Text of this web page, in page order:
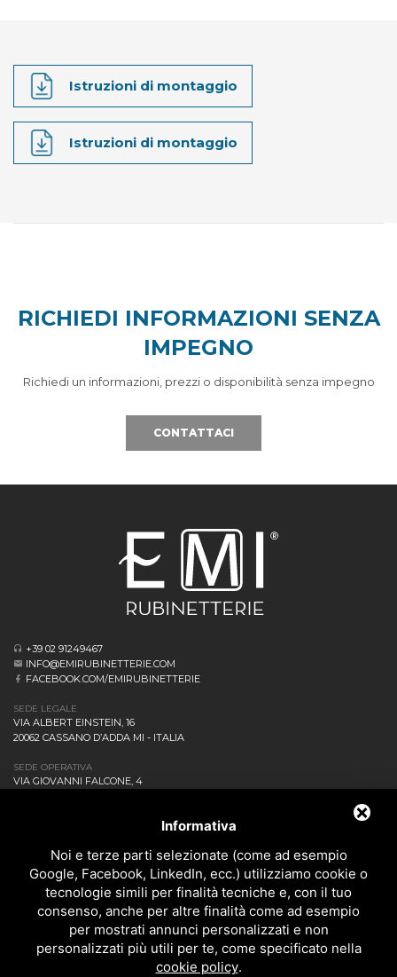
Istruzioni di montaggio
Istruzioni di montaggio
RICHIEDI INFORMAZIONI SENZA
IMPEGNO
Richiedi un informazioni, prezzi o disponibilità senza impegno
CONTATTACI
+39 02 91249467
INFO@EMIRUBINETTERIE.COM
FACEBOOK.COM/EMIRUBINETTERIE
SEDE LEGALE
VIA ALBERT EINSTEIN, 16
20062 CASSANO D’ADDA MI - ITALIA
SEDE OPERATIVA
VIA GIOVANNI FALCONE, 4
DOWNLOAD
CONTATTACI!
POLITICA DELLA QUALITÀ
PRIVACY
BAGNO
Informativa
Noi e terze parti selezionate (come ad esempio
Google, Facebook, LinkedIn, ecc.) utilizziamo cookie o
tecnologie simili per finalità tecniche e, con il tuo
consenso, anche per altre finalità come ad esempio
per mostrati annunci personalizzati e non
personalizzati più utili per te, come specificato nella
cookie policy.